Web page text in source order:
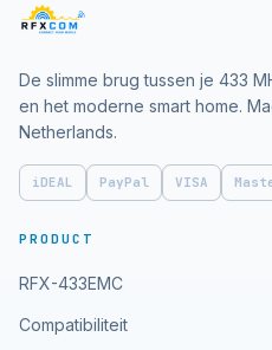
De slimme brug tussen je 433
en het moderne smart home.
Netherlands.
iDEAL PayPal VISA
PRODUCT
RFX-433EMC
Compatibiliteit